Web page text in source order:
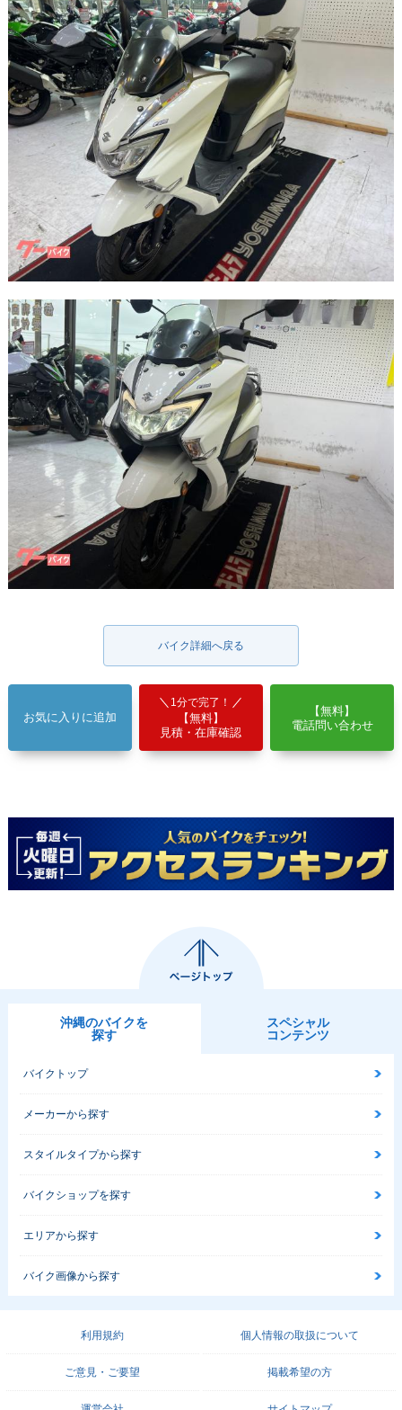
バイク詳細へ戻る
お気に入りに追加
1分で完了！
【無料】
見積・在庫確認
【無料】
電話問い合わせ
沖縄のバイクを
探す
スペシャル
コンテンツ
バイクトップ
メーカーから探す
スタイルタイプから探す
バイクショップを探す
エリアから探す
バイク画像から探す
利用規約 個人情報の取扱について
ご意見・ご要望 掲載希望の方